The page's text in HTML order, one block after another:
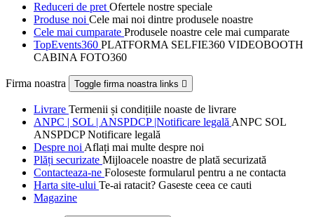
Reduceri de pret Ofertele nostre speciale
Produse noi Cele mai noi dintre produsele noastre
Cele mai cumparate Produsele noastre cele mai cumparate
TopEvents360 PLATFORMA SELFIE360 VIDEOBOOTH
CABINA FOTO360
Firma noastra Toggle firma noastra links 
Livrare Termenii și condițiile noaste de livrare
ANPC | SOL | ANSPDCP |Notificare legală ANPC SOL
ANSPDCP Notificare legală
Despre noi Aflați mai multe despre noi
Plăți securizate Mijloacele noastre de plată securizată
Contacteaza-ne Foloseste formularul pentru a ne contacta
Harta site-ului Te-ai ratacit? Gaseste ceea ce cauti
Magazine